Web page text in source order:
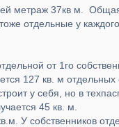
метраж 37кв м.
отдельные у
от 1го
127 кв. м отдельных
у себя, но в
45 кв. м.
У собственников